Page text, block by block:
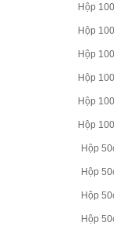
Hộp
Hộp
Hộp
Hộp
Hộp
Hộp
Hộp
Hộp
Hộp
Hộp